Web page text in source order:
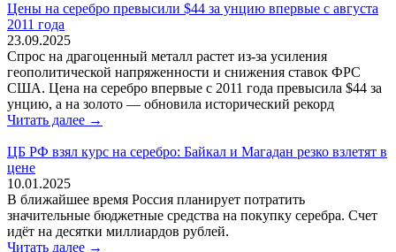
Цены на серебро превысили $44 за унцию впервые с августа
2011 года
23.09.2025
Спрос на драгоценный металл растет из-за усиления
геополитической напряженности и снижения ставок ФРС
США. Цена на серебро впервые с 2011 года превысила $44 за
унцию, а на золото — обновила исторический рекорд
Читать далее →
ЦБ РФ взял курс на серебро: Байкал и Магадан резко взлетят в
цене
10.01.2025
В ближайшее время Россия планирует потратить
значительные бюджетные средства на покупку серебра. Счет
идёт на десятки миллиардов рублей.
Читать далее →